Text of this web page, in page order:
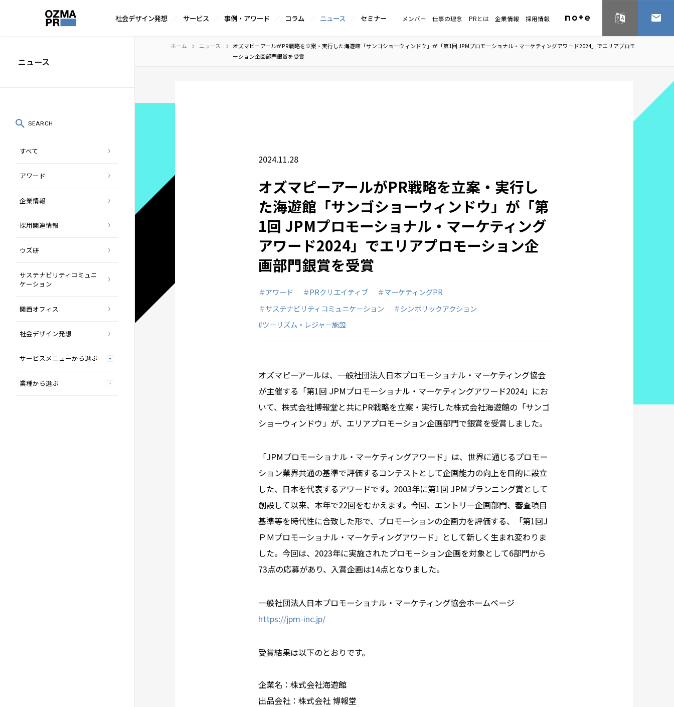
文
ッ
ズ
ー
イ
社会デザイン発想 サービス 事例・アワード コラム ニュース セミナー メンバー 仕事の理念 PRとは 企業情報 採用情報 English お問い
ホーム ニュース
オズマピーアールがPR戦略を立案・実行した海遊館「サンゴショーウィンドウ」が「第1回 JPMプロモーショナル・マーケティングアワード2024」でエリアプロモ
ーション企画部門銀賞を受賞
2024.11.28
オズマピーアールがPR戦略を立案・実行し
た海遊館「サンゴショーウィンドウ」が「第
1回 JPMプロモーショナル・マーケティング
アワード2024」でエリアプロモーション企
画部門銀賞を受賞
＃アワード ＃PRクリエイティブ
＃マーケティングPR
＃サステナビリティコミュニケーション
＃シンボリックアクション
#ツーリズム・レジャー施設
オズマピーアールは、一般社団法人日本プロモーショナル・マーケティング協会
が主催する「第1回 JPMプロモーショナル・マーケティングアワード2024」にお
いて、株式会社博報堂と共にPR戦略を立案・実行した株式会社海遊館の「サンゴ
ショーウィンドウ」が、エリアプロモーション企画部門で銀賞を受賞しました。
「JPMプロモーショナル・マーケティングアワード」は、世界に通じるプロモー
ション業界共通の基準で評価するコンテストとして企画能力の向上を目的に設立
した、日本を代表するアワードです。2003年に第1回 JPMプランニング賞として
創設して以来、本年で22回をむかえます。今回、エントリ―企画部門、審査項目
基準等を時代性に合致した形で、プロモーションの企画力を評価する、「第1回J
ＰＭプロモーショナル・マーケティングアワード」として新しく生まれ変わりま
した。今回は、2023年に実施されたプロモーション企画を対象として6部門から
73点の応募があり、入賞企画は14点となりました。
一般社団法人日本プロモーショナル・マーケティング協会ホームページ
https://jpm-inc.jp/
受賞結果は以下のとおりです。
企業名：株式会社海遊館
出品会社：株式会社 博報堂
ニュース
SEARCH
すべて
アワード
企業情報
採用関連情報
ウズ研
サステナビリティコミュニ
ケーション
関西オフィス
社会デザイン発想
サービスメニューから選ぶ
業種から選ぶ